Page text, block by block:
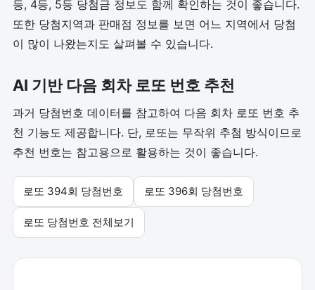
등, 4등, 5등 당첨금 정보도 함께 확인하는 것이 좋습니다.
또한 당첨지역과 판매점 정보를 보면 어느 지역에서 당첨
이 많이 나왔는지도 살펴볼 수 있습니다.
AI 기반 다음 회차 로또 번호 추천
과거 당첨번호 데이터를 참고하여 다음 회차 로또 번호 추
천 기능도 제공합니다. 단, 로또는 무작위 추첨 방식이므로
추천 번호는 참고용으로 활용하는 것이 좋습니다.
로또 394회 당첨번호 로또 396회 당첨번호
로또 당첨번호 전체보기